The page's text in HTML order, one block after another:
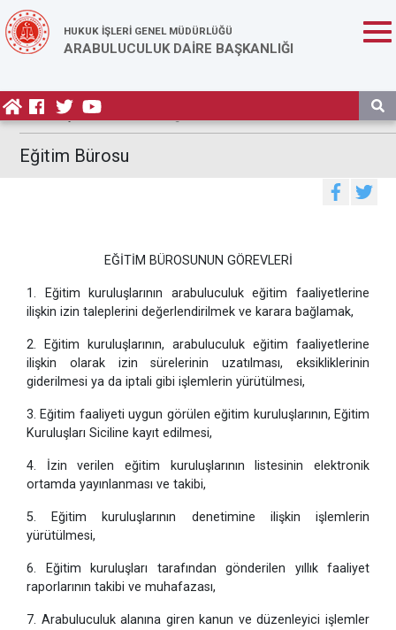
HUKUK İŞLERİ GENEL MÜDÜRLÜĞÜ
ARABULUCULUK DAİRE BAŞKANLIĞI
Anasayfa / Bürolarımız /Eğitim Bürosu
Eğitim Bürosu
EĞİTİM BÜROSUNUN GÖREVLERİ
1. Eğitim kuruluşlarının arabuluculuk eğitim faaliyetlerine
ilişkin izin taleplerini değerlendirilmek ve karara bağlamak,
2. Eğitim kuruluşlarının, arabuluculuk eğitim faaliyetlerine
ilişkin olarak izin sürelerinin uzatılması, eksikliklerinin
giderilmesi ya da iptali gibi işlemlerin yürütülmesi,
3. Eğitim faaliyeti uygun görülen eğitim kuruluşlarının, Eğitim
Kuruluşları Siciline kayıt edilmesi,
4. İzin verilen eğitim kuruluşlarının listesinin elektronik
ortamda yayınlanması ve takibi,
5. Eğitim kuruluşlarının denetimine ilişkin işlemlerin
yürütülmesi,
6. Eğitim kuruluşları tarafından gönderilen yıllık faaliyet
raporlarının takibi ve muhafazası,
7. Arabuluculuk alanına giren kanun ve düzenleyici işlemler